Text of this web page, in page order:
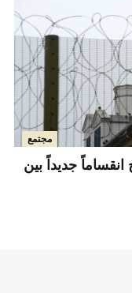
مجتمع
جديداً بين